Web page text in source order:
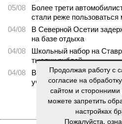
05/08
Более трети
стали реже
04/08
В Северной Осетии
на базе отдыха
04/08
Школьный набор на
тысячи рублей
04/08
В Дагестане нашли
участков под жилую
ЕЩЕ
Продолжая работу с
согласие на
сайтом и
можете запретить
настройках
Пожалуйста,